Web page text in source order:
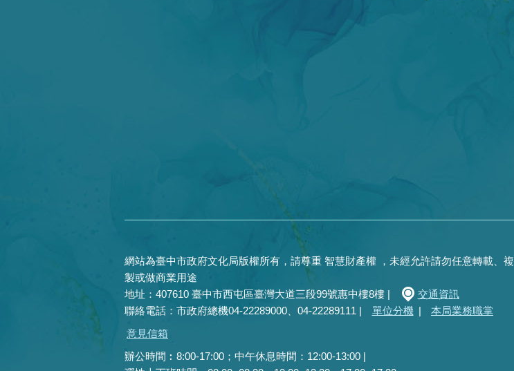
網站為臺中市政府文化局版權所有，請尊重 智慧財產權 ，未經允許請勿任意轉載、複
製或做商業用途
地址：407610 臺中市西屯區臺灣大道三段99號惠中樓8樓 |
交通資訊
聯絡電話：市政府總機04-22289000、04-22289111 |
單位分機 |
本局業務職掌
意見信箱
辦公時間︰8:00-17:00；中午休息時間：12:00-13:00 |